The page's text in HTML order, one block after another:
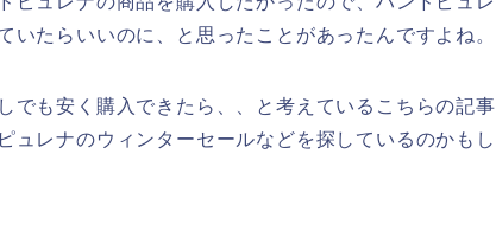
いたらいいのに、と思ったことがあったんですよね。
でも安く購入できたら、、と考えているこちらの記事
ュレナのウィンターセールなどを探しているのかもし